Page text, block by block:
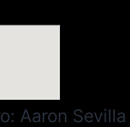
Aaron Sevilla